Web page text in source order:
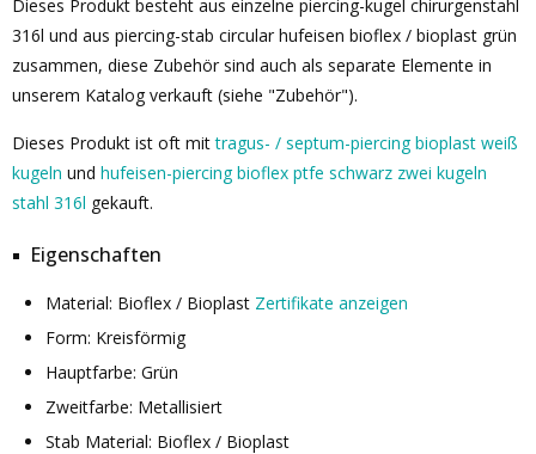
Dieses Produkt besteht aus einzelne piercing-kugel chirurgenstahl
316l und aus piercing-stab circular hufeisen bioflex / bioplast grün
zusammen, diese Zubehör sind auch als separate Elemente in
unserem Katalog verkauft (siehe "Zubehör").
Dieses Produkt ist oft mittragus- / septum-piercing bioplast weiß
kugeln und hufeisen-piercing bioflex ptfe schwarz zwei kugeln
stahl 316l gekauft.
Eigenschaften
Material: Bioflex / Bioplast Zertifikate anzeigen
Form: Kreisförmig
Hauptfarbe: Grün
Zweitfarbe: Metallisiert
Stab Material: Bioflex / Bioplast